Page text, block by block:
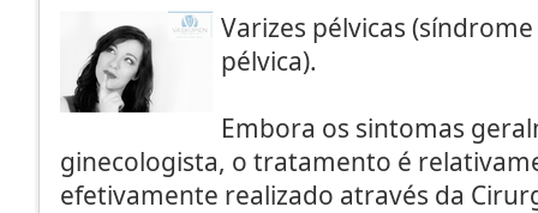
Varizes pélvicas
pélvica).
Embora os sintomas
ginecologista, o tratamento é
efetivamente realizado através da